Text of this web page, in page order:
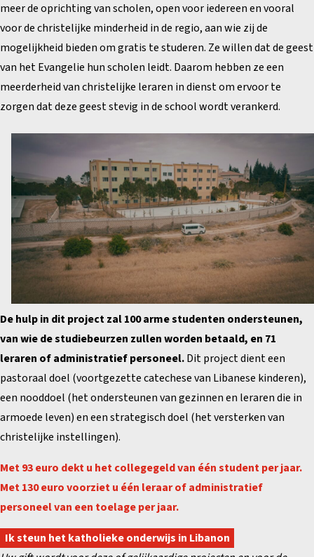
meer de oprichting van scholen, open voor iedereen en vooral
voor de christelijke minderheid in de regio, aan wie zij de
mogelijkheid bieden om gratis te studeren. Ze willen dat de geest
van het Evangelie hun scholen leidt. Daarom hebben ze een
meerderheid van christelijke leraren in dienst om ervoor te
zorgen dat deze geest stevig in de school wordt verankerd.
De hulp in dit project zal 100 arme studenten ondersteunen,
van wie de studiebeurzen zullen worden betaald, en 71
leraren of administratief personeel.Dit project dient een
pastoraal doel (voortgezette catechese van Libanese kinderen),
een nooddoel (het ondersteunen van gezinnen en leraren die in
armoede leven) en een strategisch doel (het versterken van
christelijke instellingen).
Met 93 euro dekt u het collegegeld van één student per jaar.
Met 130 euro voorziet u één leraar of administratief
personeel van een toelage per jaar.
Ik steun het katholieke onderwijs in Libanon